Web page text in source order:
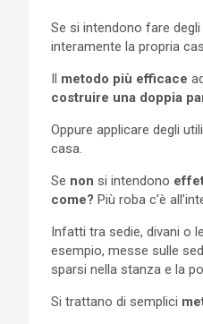
Se si intendono fare degli
interamente la propria
Il metodo più efficace
costruire una doppia
Oppure applicare degli utili
casa.
Se non si intendono
come? Più roba c’è
Infatti tra sedie, divani o
esempio, messe sulle
sparsi nella stanza e la
Si trattano di semplici